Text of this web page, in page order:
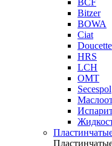
BCF
Bitzer
BOWA
Ciat
Doucette
HRS
LCH
OMT
Secespol